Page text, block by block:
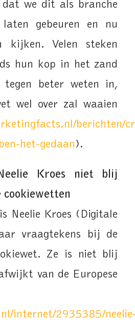
dat we dit als branche
laten gebeuren en nu
kijken. Velen steken
hun kop in het zand
tegen beter weten in,
wel over zal waaien
berichten/
het-gedaan).
Kroes niet blij
Neelie Kroes (Digitale
vraagtekens bij de
Ze is niet blij
van de Europese
internet/2935385/